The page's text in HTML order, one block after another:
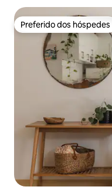
Preferido dos hóspedes
Preferido dos hóspedes